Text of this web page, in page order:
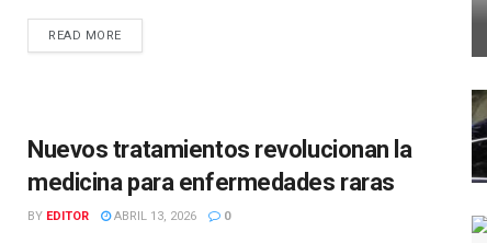
READ MORE
Nuevos tratamientos revolucionan la
medicina para enfermedades raras
BY EDITOR ABRIL 13, 2026 0